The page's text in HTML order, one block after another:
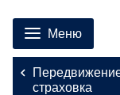
Меню
страховка